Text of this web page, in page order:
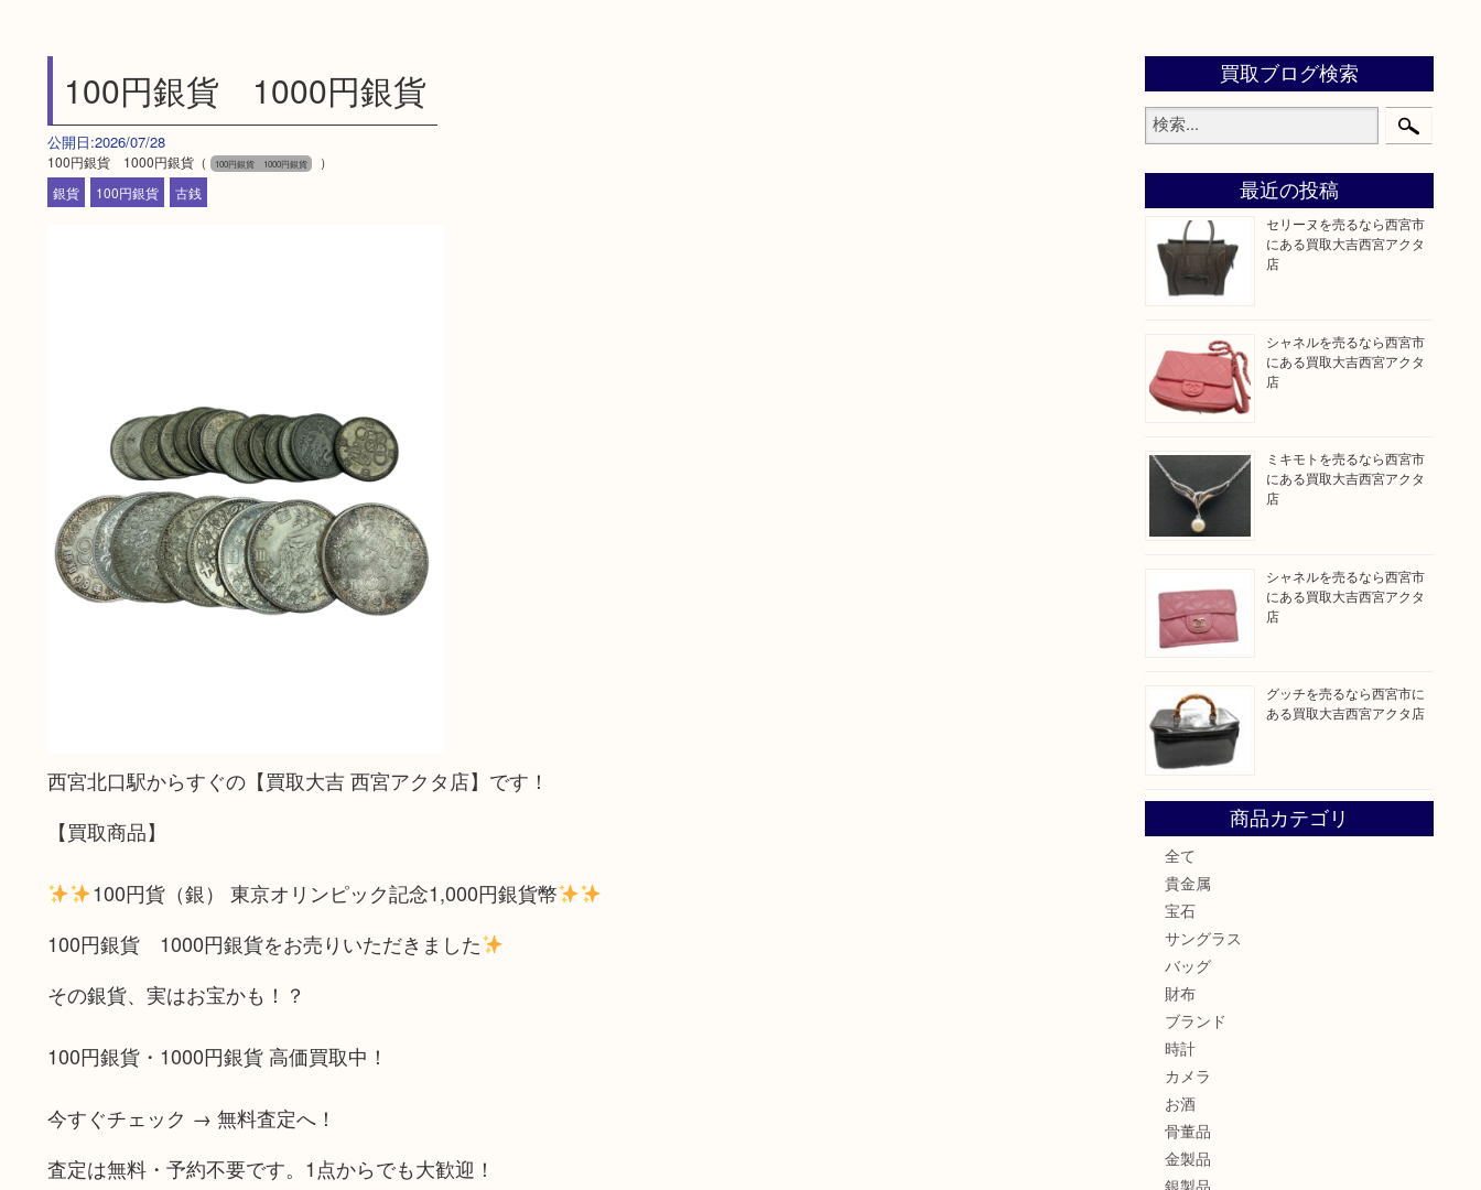
100円銀貨 1000円銀貨
公開日:2026/07/28
100円銀貨 1000円銀貨（ 100円銀貨 1000円銀貨
）
銀貨
100円銀貨 古銭
西宮北口駅からすぐの【買取大吉 西宮アクタ店】です！
【買取商品】
100円貨（銀） 東京オリンピック記念1,000円銀貨幣
100円銀貨 1000円銀貨をお売りいただきました
その銀貨、実はお宝かも！？
100円銀貨・1000円銀貨 高価買取中！
今すぐチェック → 無料査定へ！
査定は無料・予約不要です。1点からでも大歓迎！
買取ブログ検索
最近の投稿
セリーヌを売るなら西宮市
にある買取大吉西宮アクタ
店
シャネルを売るなら西宮市
にある買取大吉西宮アクタ
店
ミキモトを売るなら西宮市
にある買取大吉西宮アクタ
店
シャネルを売るなら西宮市
にある買取大吉西宮アクタ
店
グッチを売るなら西宮市に
ある買取大吉西宮アクタ店
商品カテゴリ
全て
貴金属
宝石
サングラス
バッグ
財布
ブランド
時計
カメラ
お酒
骨董品
金製品
銀製品